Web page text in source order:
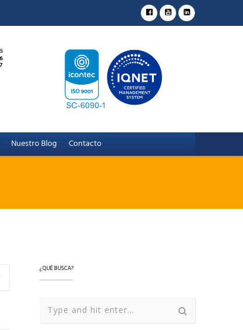
Nuestro Blog Contacto
¿QUÉ BUSCA?